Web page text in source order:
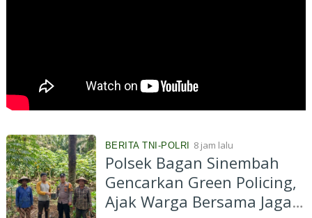
BERITA TNI-POLRI 8 jam lalu
Polsek Bagan Sinembah
Gencarkan Green Policing,
Ajak Warga Bersama Jaga